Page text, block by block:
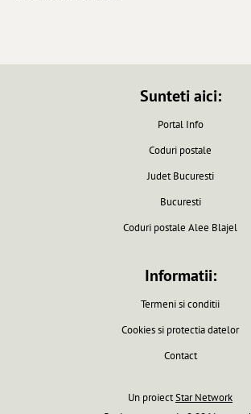
Sunteti aici:
Portal Info
Coduri postale
Judet Bucuresti
Bucuresti
Coduri postale Alee Blajel
Informatii:
Termeni si conditii
Cookies si protectia datelor
Contact
Un proiectStar Network